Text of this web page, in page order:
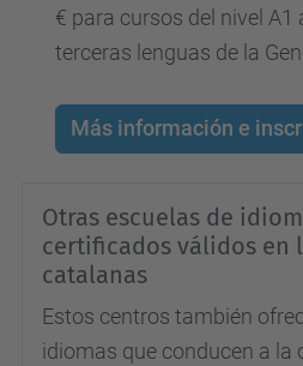
€ para cursos del nivel A1
terceras lenguas de la
Más información e
Otras escuelas de
certificados válidos en
catalanas
Estos centros también
idiomas que conducen a la